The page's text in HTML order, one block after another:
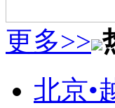
更多>>
北京•